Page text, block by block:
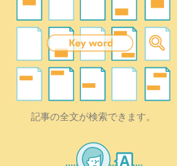
記事の全文が検索できます。